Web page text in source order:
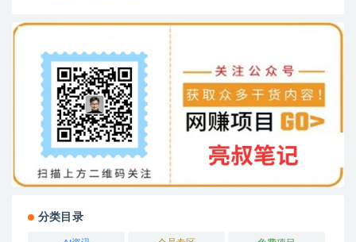
分类目录